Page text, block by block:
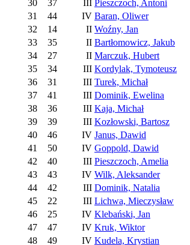
30
37 III Pieszczoch, Antoni
31
44 IV Baran, Oliwer
32
14 II Woźny, Jan
33
35 II Bartłomowicz, Jakub
34
27 II Marczuk, Hubert
35
34 III Kordylak, Tymoteusz
36
31 III Turek, Michał
37
41 III Dominik, Ewelina
38
36 III Kaja, Michał
39
39 III Kozłowski, Bartosz
40
46 IV Janus, Dawid
41
50 IV Goppold, Dawid
42
40 III Pieszczoch, Amelia
43
43 IV Wilk, Aleksander
44
42 III Dominik, Natalia
45
22 III Lichwa, Mieczysław
46
25 IV Klebański, Jan
47
47 IV Kruk, Wiktor
48
49 IV Kudela, Krystian